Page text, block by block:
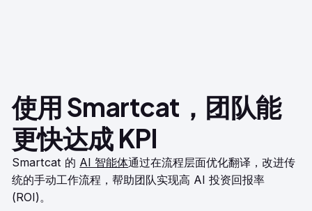
使用 Smartcat，团队能
更快达成 KPI
Smartcat 的 AI 智能体通过在流程层面优化翻译，改进传
统的手动工作流程，帮助团队实现高 AI 投资回报率
(ROI)。